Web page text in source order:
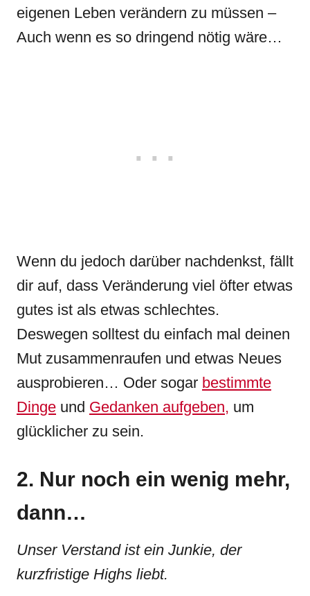
eigenen Leben verändern zu müssen –
Auch wenn es so dringend nötig wäre…
Wenn du jedoch darüber nachdenkst, fällt
dir auf, dass Veränderung viel öfter etwas
gutes ist als etwas schlechtes.
Deswegen solltest du einfach mal deinen
Mut zusammenraufen und etwas Neues
ausprobieren… Oder sogar bestimmte
Dinge und Gedanken aufgeben, um
glücklicher zu sein.
2. Nur noch ein wenig mehr,
dann…
Unser Verstand ist ein Junkie, der
kurzfristige Highs liebt.